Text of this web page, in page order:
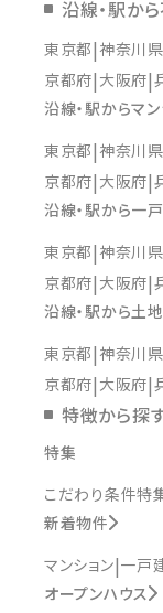
沿線・駅か
東京都 神奈川県
京都府 大阪府
沿線・駅からマ
東京都 神奈川県
京都府 大阪府
沿線・駅から一
東京都 神奈川県
京都府 大阪府
沿線・駅から土
東京都 神奈川県
京都府 大阪府
特徴から探
特集
こだわり条件特
新着物件
マンション 一戸
オープンハウス